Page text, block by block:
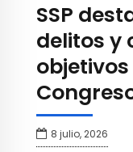
SSP
delitos y
8 julio, 2026